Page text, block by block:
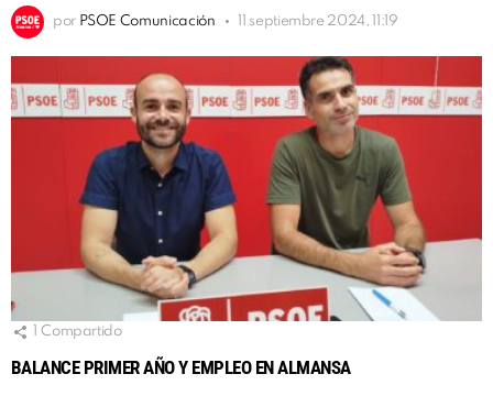
por PSOE Comunicación 11 septiembre 2024, 11:19
Compartido
BALANCE PRIMER AÑO Y EMPLEO EN ALMANSA